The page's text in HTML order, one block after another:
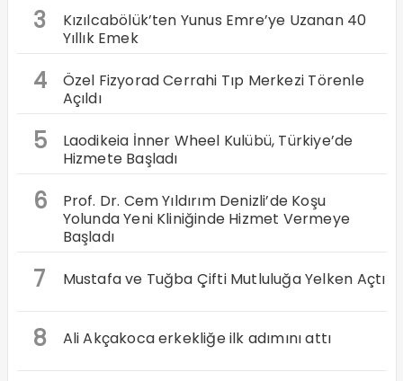
3
Kızılcabölük’ten Yunus Emre’ye Uzanan 40
Yıllık Emek
4
Özel Fizyorad Cerrahi Tıp Merkezi Törenle
Açıldı
5
Laodikeia İnner Wheel Kulübü, Türkiye’de
Hizmete Başladı
6
Prof. Dr. Cem Yıldırım Denizli’de Koşu
Yolunda Yeni Kliniğinde Hizmet Vermeye
Başladı
7 Mustafa ve Tuğba Çifti Mutluluğa Yelken Açtı
8 Ali Akçakoca erkekliğe ilk adımını attı